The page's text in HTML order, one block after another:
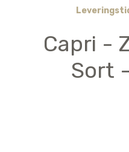
Capri -
Sort